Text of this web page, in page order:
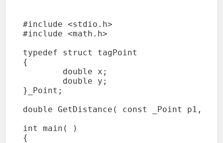
#include <stdio.h>
#include <math.h>
typedef struct tagPoint
{
}_Point;
double GetDistance( const _Point p1,
int main( )
{